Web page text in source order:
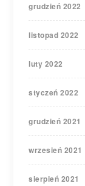
grudzień 2022
listopad 2022
luty 2022
styczeń 2022
grudzień 2021
wrzesień 2021
sierpień 2021